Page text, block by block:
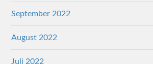
September 2022
August 2022
Juli 2022